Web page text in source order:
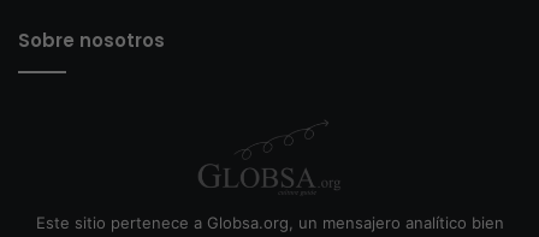
Sobre nosotros
Este sitio pertenece a Globsa.org, un mensajero analítico bien